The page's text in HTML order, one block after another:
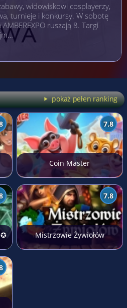
widowiskowi cosplayerzy,
turnieje i konkursy. W sobotę
ruszają 8. Targi
pokaż pełen ranking
7.8
Coin Master
✪
7.8
Mistrzowie Żywiołów